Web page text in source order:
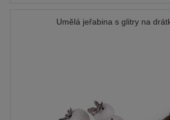
Umělá jeřabina s glitry na